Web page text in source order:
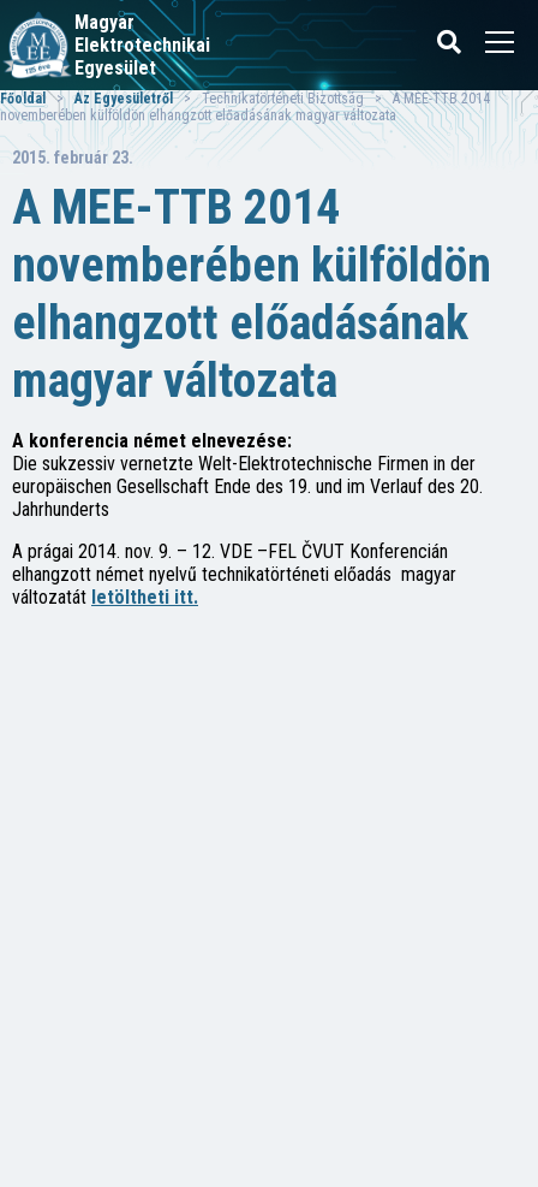
Magyar
Elektrotechnikai
Egyesület
Főoldal >Az Egyesületről> Technikatörténeti Bizottság > A MEE-TTB 2014
novemberében külföldön elhangzott előadásának magyar változata
2015. február 23.
A MEE-TTB 2014
novemberében külföldön
elhangzott előadásának
magyar változata
A konferencia német elnevezése:
Die sukzessiv vernetzte Welt-Elektrotechnische Firmen in der
europäischen Gesellschaft Ende des 19. und im Verlauf des 20.
Jahrhunderts
A prágai 2014. nov. 9. – 12. VDE –FEL ČVUT Konferencián
elhangzott német nyelvű technikatörténeti előadás magyar
változatát letöltheti itt.